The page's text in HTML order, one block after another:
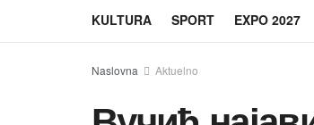
KULTURA SPORT EXPO 2027
Naslovna Aktuelno